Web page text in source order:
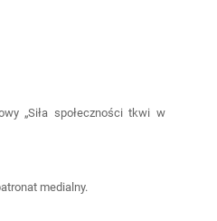
„Siła społeczności tkwi w
medialny.